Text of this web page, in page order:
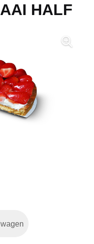
HALF